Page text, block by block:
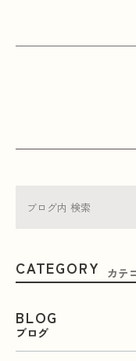
CATEGORY カテ
BLOG
ブログ